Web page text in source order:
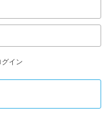
イン